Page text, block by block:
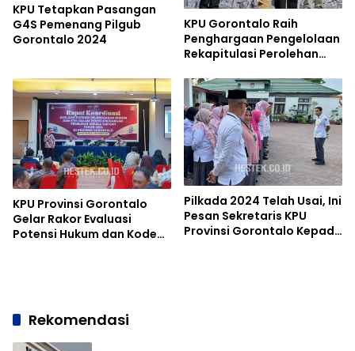
KPU Tetapkan Pasangan
G4S Pemenang Pilgub
Gorontalo 2024
KPU Gorontalo Raih
Penghargaan Pengelolaan
Rekapitulasi Perolehan
KPU Provinsi Gorontalo
Gelar Rakor Evaluasi
Potensi Hukum dan Kode
Pilkada 2024 Telah Usai, Ini
Pesan Sekretaris KPU
Provinsi Gorontalo Kepada
Rekomendasi